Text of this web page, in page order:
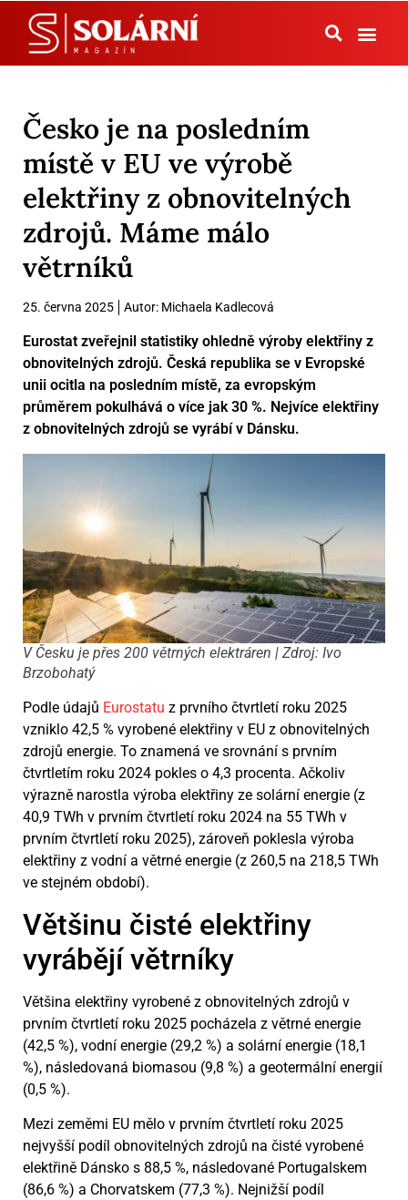
Česko je na posledním
místě v EU ve výrobě
elektřiny z obnovitelných
zdrojů. Máme málo
větrníků
25. června 2025 Autor: Michaela Kadlecová
Eurostat zveřejnil statistiky ohledně výroby elektřiny z
obnovitelných zdrojů. Česká republika se v Evropské
unii ocitla na posledním místě, za evropským
průměrem pokulhává o více jak 30 %. Nejvíce elektřiny
z obnovitelných zdrojů se vyrábí v Dánsku.
V Česku je přes 200 větrných elektráren | Zdroj: Ivo
Brzobohatý
Podle údajů Eurostatu z prvního čtvrtletí roku 2025
vzniklo 42,5 % vyrobené elektřiny v EU z obnovitelných
zdrojů energie. To znamená ve srovnání s prvním
čtvrtletím roku 2024 pokles o 4,3 procenta. Ačkoliv
výrazně narostla výroba elektřiny ze solární energie (z
40,9 TWh v prvním čtvrtletí roku 2024 na 55 TWh v
prvním čtvrtletí roku 2025), zároveň poklesla výroba
elektřiny z vodní a větrné energie (z 260,5 na 218,5 TWh
ve stejném období).
Většinu čisté elektřiny
vyrábějí větrníky
Většina elektřiny vyrobené z obnovitelných zdrojů v
prvním čtvrtletí roku 2025 pocházela z větrné energie
(42,5 %), vodní energie (29,2 %) a solární energie (18,1
%), následovaná biomasou (9,8 %) a geotermální energií
(0,5 %).
Mezi zeměmi EU mělo v prvním čtvrtletí roku 2025
nejvyšší podíl obnovitelných zdrojů na čisté vyrobené
elektřině Dánsko s 88,5 %, následované Portugalskem
(86,6 %) a Chorvatskem (77,3 %). Nejnižší podíl